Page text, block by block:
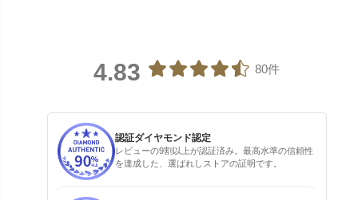
4.83 80件
認証ダイヤモンド認定
レビューの9割以上が認証済み。最高水準の信頼性
を達成した、選ばれしストアの証明です。